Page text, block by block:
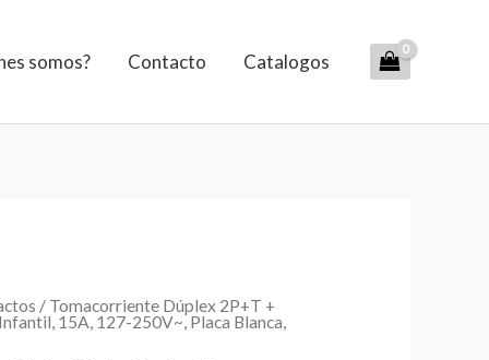
somos? Contacto Catalogos
/ Tomacorriente Dúplex 2P+T +
15A, 127-250V~, Placa Blanca,